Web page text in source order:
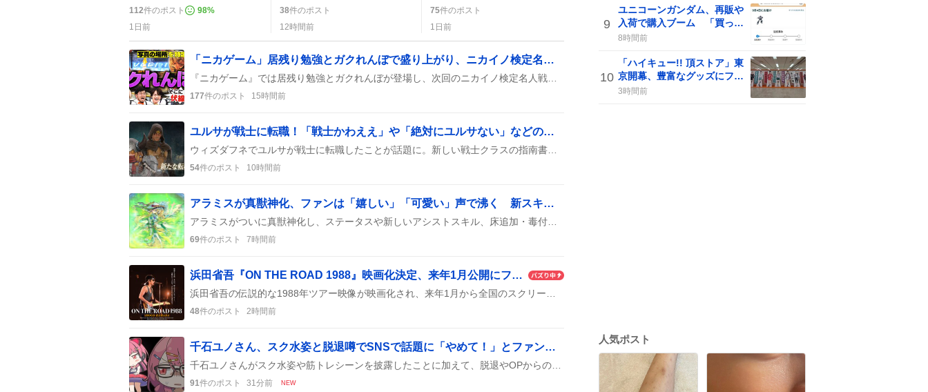
112件のポスト 98%
1日前
38件のポスト
12時間前
75件のポスト
1日前
「ニカゲーム」居残り勉強とガクれんぼで盛り上がり、ニカイノ検定名人戦が話題に
177件のポスト 15時間前
ユルサが戦士に転職！「戦士かわええ」や「絶対にユルサない」などの声が上がる
54件のポスト 10時間前
アラミスが真獣神化、ファンは「嬉しい」「可愛い」声で沸く 新スキルやステータスも公開
69件のポスト 7時間前
浜田省吾『ON THE ROAD 1988』映画化決定、来年1月公開にファン歓喜
48件のポスト 2時間前
千石ユノさん、スク水姿と脱退噂でSNSで話題に「やめて！」とファンの声
91件のポスト 31分前 NEW
9
ユニコーンガンダム、再販や
入荷で購入ブーム 「買った
ぜ！」と喜びの声
8時間前
10
「ハイキュー!! 頂ストア」東
京開幕、豊富なグッズにファ
ンの財布が心配
3時間前
人気ポスト